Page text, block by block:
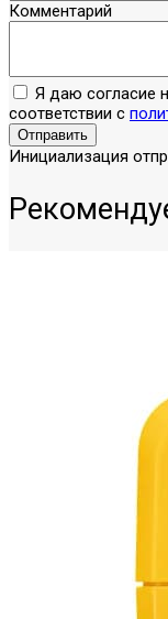
Комментарий
Я даю согласие
соответствии с
Отправить
Инициализация